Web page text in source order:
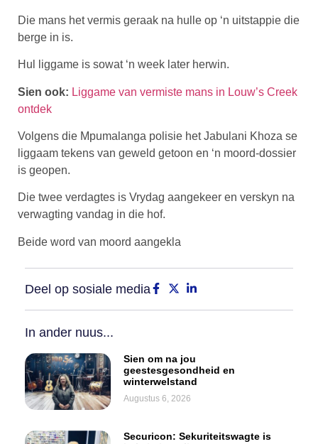
Die mans het vermis geraak na hulle op ‘n uitstappie die
berge in is.
Hul liggame is sowat ‘n week later herwin.
Sien ook: Liggame van vermiste mans in Louw’s Creek
ontdek
Volgens die Mpumalanga polisie het Jabulani Khoza se
liggaam tekens van geweld getoon en ‘n moord-dossier
is geopen.
Die twee verdagtes is Vrydag aangekeer en verskyn na
verwagting vandag in die hof.
Beide word van moord aangekla
Deel op sosiale media
In ander nuus...
Sien om na jou
geestesgesondheid en
winterwelstand
Augustus 6, 2026
Securicon: Sekuriteitswagte is